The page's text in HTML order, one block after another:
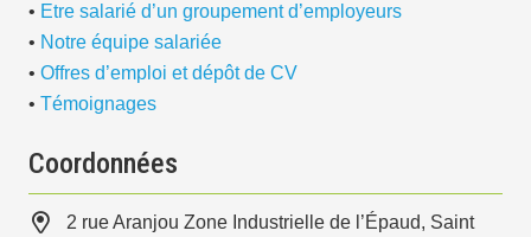
• Etre salarié d’un groupement d’employeurs
• Notre équipe salariée
• Offres d’emploi et dépôt de CV
• Témoignages
Coordonnées
2 rue Aranjou Zone Industrielle de l’Épaud, Saint